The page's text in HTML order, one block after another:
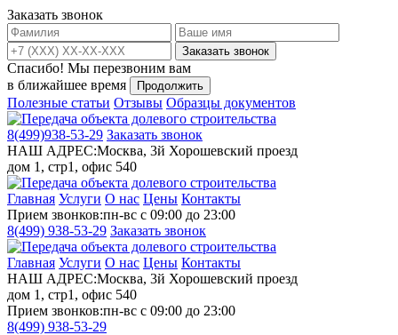
Заказать звонок
Заказать звонок
Спасибо! Мы перезвоним вам
в ближайшее время
Продолжить
Полезные статьи Отзывы Образцы документов
8(499)938-53-29 Заказать звонок
НАШ АДРЕС:Москва, 3й Хорошевский проезд
дом 1, стр1, офис 540
Главная Услуги О нас Цены Контакты
Прием звонков:пн-вс с 09:00 до 23:00
8(499) 938-53-29 Заказать звонок
Главная Услуги О нас Цены Контакты
НАШ АДРЕС:Москва, 3й Хорошевский проезд
дом 1, стр1, офис 540
Прием звонков:пн-вс с 09:00 до 23:00
8(499) 938-53-29